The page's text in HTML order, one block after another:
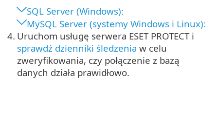
SQL Server (Windows):
MySQL Server (systemy Windows i Linux):
4. Uruchom usługę serwera ESET PROTECT i
sprawdź dzienniki śledzenia w celu
zweryfikowania, czy połączenie z bazą
danych działa prawidłowo.